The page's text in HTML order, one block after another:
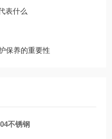
表什么
保养的重要性
不锈钢